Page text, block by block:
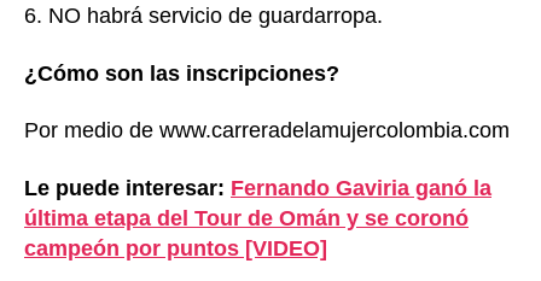
6. NO habrá servicio de guardarropa.
¿Cómo son las inscripciones?
Por medio de www.carreradelamujercolombia.com
Le puede interesar: Fernando Gaviria ganó la
última etapa del Tour de Omán y se coronó
campeón por puntos [VIDEO]